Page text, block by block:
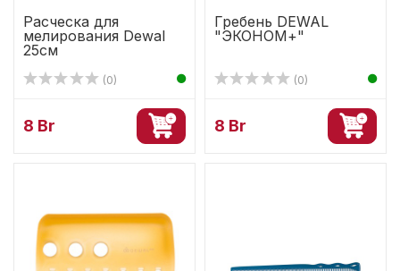
Расческа для
мелирования Dewal
25см
(0)
8 Br
Гребень DEWAL
"ЭКОНОМ+"
(0)
8 Br